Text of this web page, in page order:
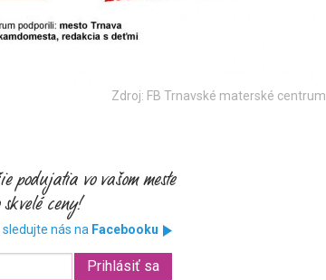
Zdroj: FB Trnavské materské centrum
sledujte nás na Facebooku